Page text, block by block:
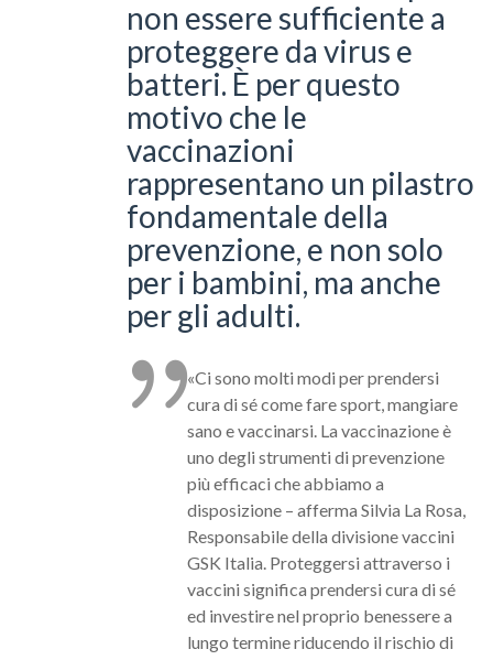
non essere sufficiente a
proteggere da virus e
batteri. È per questo
motivo che le
vaccinazioni
rappresentano un pilastro
fondamentale della
prevenzione, e non solo
per i bambini, ma anche
per gli adulti.
«Ci sono molti modi per prendersi
cura di sé come fare sport, mangiare
sano e vaccinarsi. La vaccinazione è
uno degli strumenti di prevenzione
più efficaci che abbiamo a
disposizione – afferma Silvia La Rosa,
Responsabile della divisione vaccini
GSK Italia. Proteggersi attraverso i
vaccini significa prendersi cura di sé
ed investire nel proprio benessere a
lungo termine riducendo il rischio di